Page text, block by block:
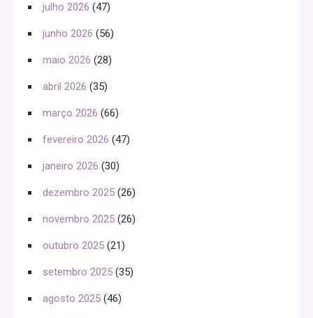
julho 2026 (47)
junho 2026 (56)
maio 2026 (28)
abril 2026 (35)
março 2026 (66)
fevereiro 2026 (47)
janeiro 2026 (30)
dezembro 2025 (26)
novembro 2025 (26)
outubro 2025 (21)
setembro 2025 (35)
agosto 2025 (46)